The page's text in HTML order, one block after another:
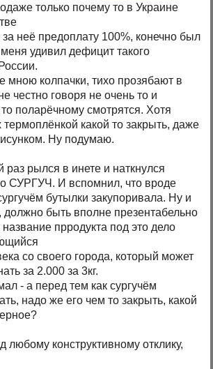
только почему то в Украине
неё предоплату 100%, конечно был
удивил дефицит такого
мною колпачки, тихо прозябают в
честно говоря не очень то и
поларёчному смотрятся. Хотя
какой то закрыть, даже
Ну подумаю.
раз рылся в инете и наткнулся
СУРГУЧ. И вспомнил, что вроде
бутылки закупоривала. Ну и
должно быть вполне презентабельно
прродукта под это дело
со своего города, который может
за 2.000 за 3кг.
- а перед тем как сургучём
надо же его чем то закрыть, какой
любому конструктивному отклику,